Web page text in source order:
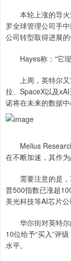
本轮上涨的导火
罗全球管理公司手
公司转型取得进展的
Hayes称：“它现
上周，英特尔又
拉、SpaceX以及
诺将在未来的数据
Melius Research
在不断加速，其作
需要注意的是，
普500指数已涨超
美光科技等AI芯片公
华尔街对英特尔
10位给予“买入”评
水平。